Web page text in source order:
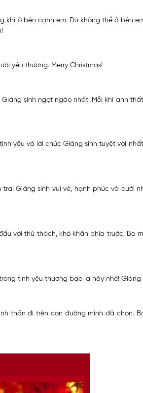
khi ở bên cạnh em. Dù không thể ở bên
yêu thương. Merry Christmas!
sinh ngọt ngào nhất. Mỗi khi anh
yêu và lời chúc Giáng sinh tuyệt vời
Giáng sinh vui vẻ, hạnh phúc và cười
với thử thách, khó khăn phía trước. Ba
tình yêu thương bao la này nhé! Giáng
thần đi trên con đường mình đã chọn.